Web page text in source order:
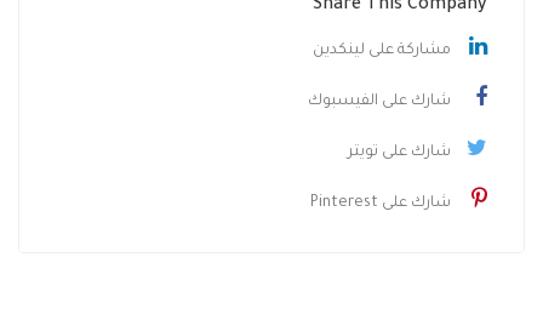
Share This Company
مشاركة على لينكدين
شارك على الفيسبوك
شارك على تويتر
شارك على Pinterest